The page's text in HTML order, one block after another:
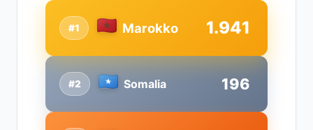
#2 Somalia 196
#1 Marokko 1.941